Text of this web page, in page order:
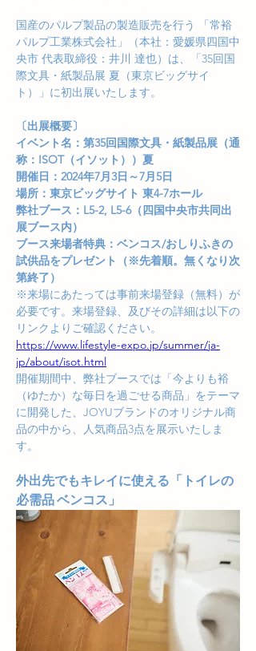
国産のパルプ製品の製造販売を行う 「常裕
パルプ工業株式会社」（本社：愛媛県四国中
央市 代表取締役：井川 達也）は、「35回国
際文具・紙製品展 夏（東京ビッグサイ
ト）」に初出展いたします。
〔出展概要〕
イベント名：第35回国際文具・紙製品展（通
称：ISOT（イソット））夏
開催日：2024年7月3日～7月5日
場所：東京ビッグサイト 東4-7ホール
弊社ブース：L5-2, L5-6（四国中央市共同出
展ブース内）
ブース来場者特典：ベンコス/おしりふきの
試供品をプレゼント（※先着順。無くなり次
第終了）
※来場にあたっては事前来場登録（無料）が
必要です。来場登録、及びその詳細は以下の
リンクよりご確認ください。
https://www.lifestyle-expo.jp/summer/ja-
jp/about/isot.html
開催期間中、弊社ブースでは「今よりも裕
（ゆたか）な毎日を過ごせる商品」をテーマ
に開発した、JOYUブランドのオリジナル商
品の中から、人気商品3点を展示いたしま
す。
外出先でもキレイに使える「トイレの
必需品 ベンコス」